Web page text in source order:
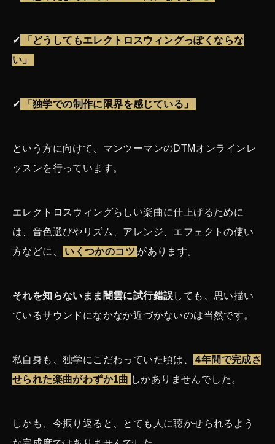
✔
「どうしてもエレクトロスウィングっぽくならな
い」
✔ 「独学での制作に限界を感じている」
という方に向けて、マンツーマンのDTMオンラインレ
ッスンを行っています。
エレクトロスウィングらしい楽曲に仕上げるために
は、音色選びやリズム、アレンジ、エフェクトの使い
方などに、
いくつかのコツ があります。
それを知らないまま闇雲に試行錯誤しても、思い描い
ているサウンドになかなか近づかないのは当然です。
私自身も、独学にこだわっていた頃は、
4年間で完成さ
せられた楽曲がわずか1曲 しかありませんでした。
しかも、今振り返ると、とても人に聴かせられるよう